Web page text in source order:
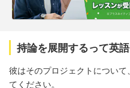
持論を展開するって英
彼はそのプロジェクトについ
てください。